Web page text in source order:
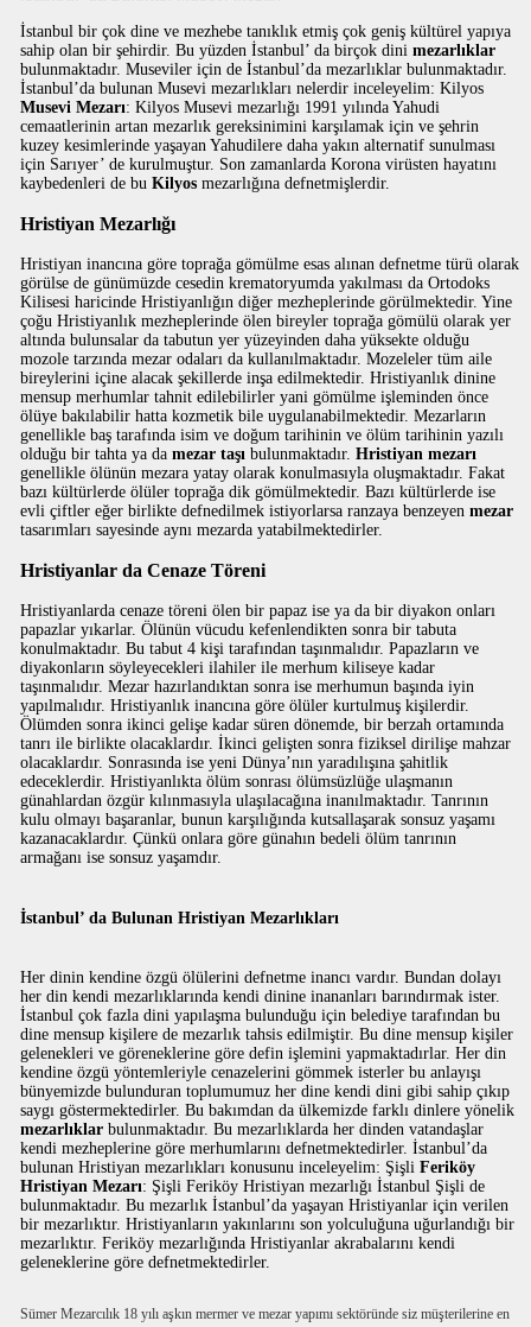
İstanbul bir çok dine ve mezhebe tanıklık etmiş çok geniş kültürel yapıya
sahip olan bir şehirdir. Bu yüzden İstanbul’ da birçok dinimezarlıklar
bulunmaktadır. Museviler için de İstanbul’da mezarlıklar bulunmaktadır.
İstanbul’da bulunan Musevi mezarlıkları nelerdir inceleyelim: Kilyos
Musevi Mezarı: Kilyos Musevi mezarlığı 1991 yılında Yahudi
cemaatlerinin artan mezarlık gereksinimini karşılamak için ve şehrin
kuzey kesimlerinde yaşayan Yahudilere daha yakın alternatif sunulması
için Sarıyer’ de kurulmuştur. Son zamanlarda Korona virüsten hayatını
kaybedenleri de buKilyos mezarlığına defnetmişlerdir.
Hristiyan Mezarlığı
Hristiyan inancına göre toprağa gömülme esas alınan defnetme türü olarak
görülse de günümüzde cesedin krematoryumda yakılması da Ortodoks
Kilisesi haricinde Hristiyanlığın diğer mezheplerinde görülmektedir. Yine
çoğu Hristiyanlık mezheplerinde ölen bireyler toprağa gömülü olarak yer
altında bulunsalar da tabutun yer yüzeyinden daha yüksekte olduğu
mozole tarzında mezar odaları da kullanılmaktadır. Mozeleler tüm aile
bireylerini içine alacak şekillerde inşa edilmektedir. Hristiyanlık dinine
mensup merhumlar tahnit edilebilirler yani gömülme işleminden önce
ölüye bakılabilir hatta kozmetik bile uygulanabilmektedir. Mezarların
genellikle baş tarafında isim ve doğum tarihinin ve ölüm tarihinin yazılı
olduğu bir tahta ya damezar taşı bulunmaktadır.Hristiyan mezarı
genellikle ölünün mezara yatay olarak konulmasıyla oluşmaktadır. Fakat
bazı kültürlerde ölüler toprağa dik gömülmektedir. Bazı kültürlerde ise
evli çiftler eğer birlikte defnedilmek istiyorlarsa ranzaya benzeyenmezar
tasarımları sayesinde aynı mezarda yatabilmektedirler.
Hristiyanlar da Cenaze Töreni
Hristiyanlarda cenaze töreni ölen bir papaz ise ya da bir diyakon onları
papazlar yıkarlar. Ölünün vücudu kefenlendikten sonra bir tabuta
konulmaktadır. Bu tabut 4 kişi tarafından taşınmalıdır. Papazların ve
diyakonların söyleyecekleri ilahiler ile merhum kiliseye kadar
taşınmalıdır. Mezar hazırlandıktan sonra ise merhumun başında iyin
yapılmalıdır. Hristiyanlık inancına göre ölüler kurtulmuş kişilerdir.
Ölümden sonra ikinci gelişe kadar süren dönemde, bir berzah ortamında
tanrı ile birlikte olacaklardır. İkinci gelişten sonra fiziksel dirilişe mahzar
olacaklardır. Sonrasında ise yeni Dünya’nın yaradılışına şahitlik
edeceklerdir. Hristiyanlıkta ölüm sonrası ölümsüzlüğe ulaşmanın
günahlardan özgür kılınmasıyla ulaşılacağına inanılmaktadır. Tanrının
kulu olmayı başaranlar, bunun karşılığında kutsallaşarak sonsuz yaşamı
kazanacaklardır. Çünkü onlara göre günahın bedeli ölüm tanrının
armağanı ise sonsuz yaşamdır.
İstanbul’ da Bulunan Hristiyan Mezarlıkları
Her dinin kendine özgü ölülerini defnetme inancı vardır. Bundan dolayı
her din kendi mezarlıklarında kendi dinine inananları barındırmak ister.
İstanbul çok fazla dini yapılaşma bulunduğu için belediye tarafından bu
dine mensup kişilere de mezarlık tahsis edilmiştir. Bu dine mensup kişiler
gelenekleri ve göreneklerine göre defin işlemini yapmaktadırlar. Her din
kendine özgü yöntemleriyle cenazelerini gömmek isterler bu anlayışı
bünyemizde bulunduran toplumumuz her dine kendi dini gibi sahip çıkıp
saygı göstermektedirler. Bu bakımdan da ülkemizde farklı dinlere yönelik
mezarlıklar bulunmaktadır. Bu mezarlıklarda her dinden vatandaşlar
kendi mezheplerine göre merhumlarını defnetmektedirler. İstanbul’da
bulunan Hristiyan mezarlıkları konusunu inceleyelim: ŞişliFeriköy
Hristiyan Mezarı: Şişli Feriköy Hristiyan mezarlığı İstanbul Şişli de
bulunmaktadır. Bu mezarlık İstanbul’da yaşayan Hristiyanlar için verilen
bir mezarlıktır. Hristiyanların yakınlarını son yolculuğuna uğurlandığı bir
mezarlıktır. Feriköy mezarlığında Hristiyanlar akrabalarını kendi
geleneklerine göre defnetmektedirler.
Sümer Mezarcılık 18 yılı aşkın mermer ve mezar yapımı sektöründe siz müşterilerine en